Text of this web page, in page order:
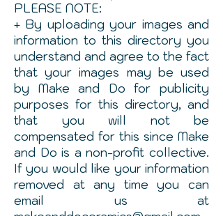
PLEASE NOTE:
+ By uploading your images and
information to this directory you
understand and agree to the fact
that your images may be used
by Make and Do for publicity
purposes for this directory, and
that you will not be
compensated for this since Make
and Do is a non-profit collective.
If you would like your information
removed at any time you can
email us at